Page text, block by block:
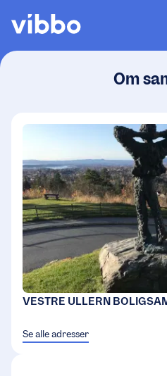
Om
VESTRE ULLERN
Se alle adresser